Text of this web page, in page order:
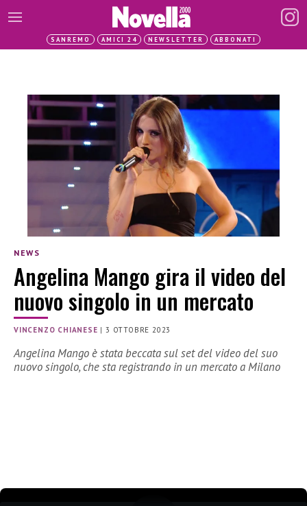
SANREMO AMICI 24 NEWSLETTER ABBONATI
NEWS
Angelina Mango gira il video del
nuovo singolo in un mercato
VINCENZO CHIANESE |3 OTTOBRE 2023
Angelina Mango è stata beccata sul set del video del suo
nuovo singolo, che sta registrando in un mercato a Milano